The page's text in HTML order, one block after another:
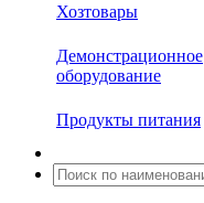
Хозтовары
Демонстрационное
оборудование
Продукты питания